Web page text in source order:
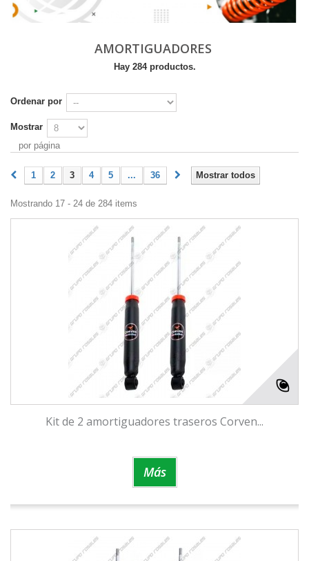
AMORTIGUADORES
Hay 284 productos.
Ordenar por
Mostrar
por página
Mostrar todos
1 2 3 4 5 ... 36
Mostrando 17 - 24 de 284 items
Kit de 2 amortiguadores traseros Corven...
Más